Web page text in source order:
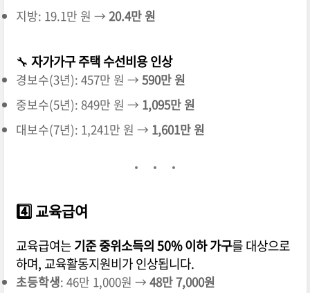
지방: 19.1만 원 → 20.4만 원
🔧 자가가구 주택 수선비용 인상
경보수(3년): 457만 원 → 590만 원
중보수(5년): 849만 원 → 1,095만 원
대보수(7년): 1,241만 원 → 1,601만 원
4️⃣교육급여
교육급여는기준 중위소득의 50% 이하 가구를 대상으로
하며, 교육활동지원비가 인상됩니다.
초등학생: 46만 1,000원 → 48만 7,000원